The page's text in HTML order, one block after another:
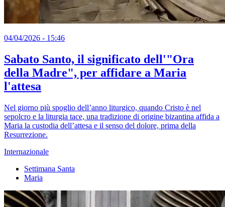
04/04/2026 - 15:46
Sabato Santo, il significato dell'"Ora
della Madre", per affidare a Maria
l'attesa
Nel giorno più spoglio dell’anno liturgico, quando Cristo è nel
sepolcro e la liturgia tace, una tradizione di origine bizantina affida a
Maria la custodia dell’attesa e il senso del dolore, prima della
Resurrezione.
Internazionale
Settimana Santa
Maria